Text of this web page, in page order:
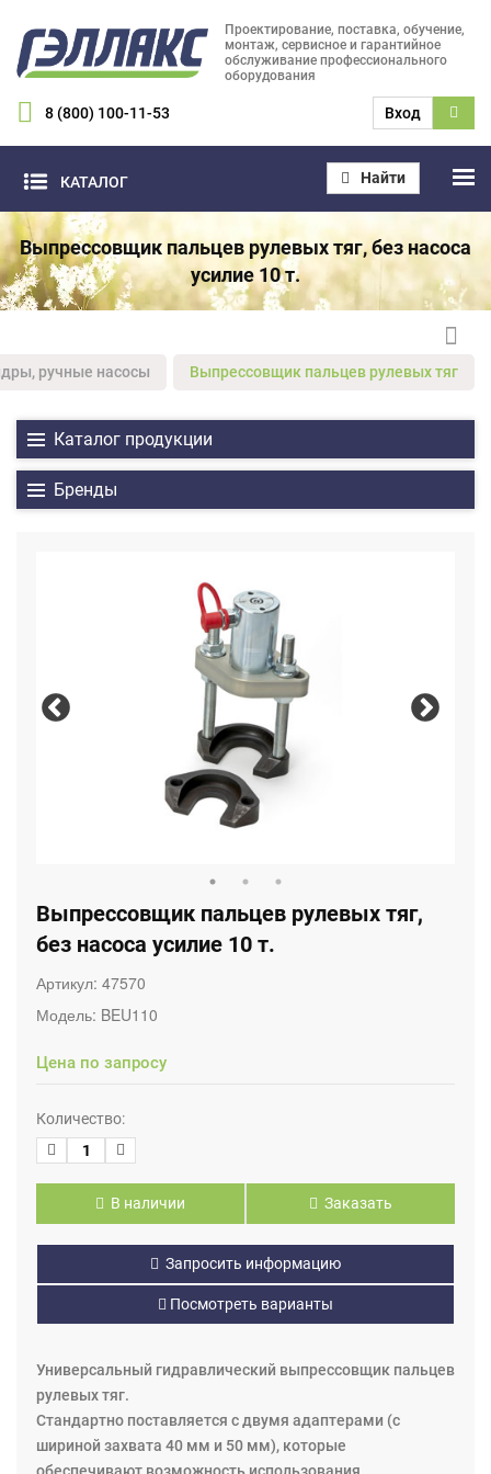
Проектирование, поставка, обучение,
монтаж, сервисное и гарантийное
обслуживание профессионального
оборудования
8 (800) 100-11-53 Вход
КАТАЛОГ Найти
Выпреcсовщик пальцев рулевых тяг, без насоса
усилие 10 т.
ручные насосы Выпрессовщик пальцев рулевых тяг
Каталог продукции
Бренды
Выпреcсовщик пальцев рулевых тяг,
без насоса усилие 10 т.
Артикул: 47570
Модель: BEU110
Цена по запросу
Количество:
В наличии Заказать
Запросить информацию
Посмотреть варианты
Универсальный гидравлический выпрессовщик пальцев
рулевых тяг.
Стандартно поставляется с двумя адаптерами (с
шириной захвата 40 мм и 50 мм), которые
обеспечивают возможность использования